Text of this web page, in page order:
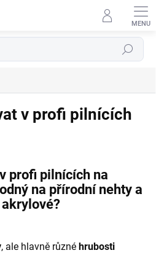
Hledat
v profi pilnících
profi pilnících na
na přírodní nehty a
, ale hlavně různé hrubosti